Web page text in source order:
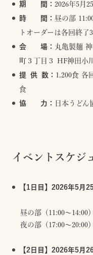
期 間： 2026年5月
時 間： 昼の部
トオーダーは各回終了
会 場： 丸亀製麺
町３丁目３ HF神田小
提 供 数： 1,200食
食​
協 力：
日本うどん
イベントスケジ
【1日目】2026年5月
昼の部（11:00～
夜の部（17:00～
【2日目】2026年5月